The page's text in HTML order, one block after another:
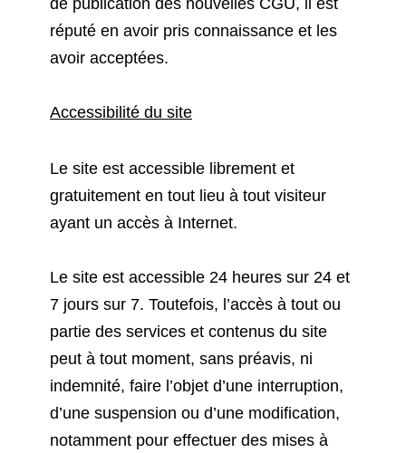
de publication des nouvelles CGU, il est
réputé en avoir pris connaissance et les
avoir acceptées.
Accessibilité du site
Le site est accessible librement et
gratuitement en tout lieu à tout visiteur
ayant un accès à Internet.
Le site est accessible 24 heures sur 24 et
7 jours sur 7. Toutefois, l’accès à tout ou
partie des services et contenus du site
peut à tout moment, sans préavis, ni
indemnité, faire l’objet d’une interruption,
d’une suspension ou d’une modification,
notamment pour effectuer des mises à